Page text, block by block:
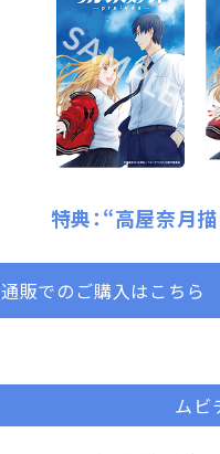
特典：“高屋奈月
通販でのご購入はこちら
ムビ